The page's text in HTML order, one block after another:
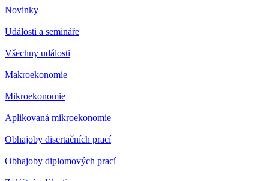
Novinky
Události a semináře
Všechny události
Makroekonomie
Mikroekonomie
Aplikovaná mikroekonomie
Obhajoby disertačních prací
Obhajoby diplomových prací